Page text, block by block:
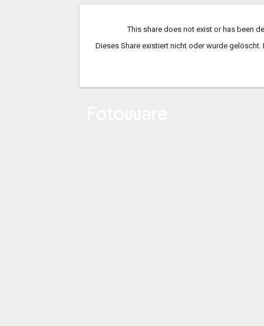
This share does not exist or has been
Dieses Share existiert nicht oder wurde